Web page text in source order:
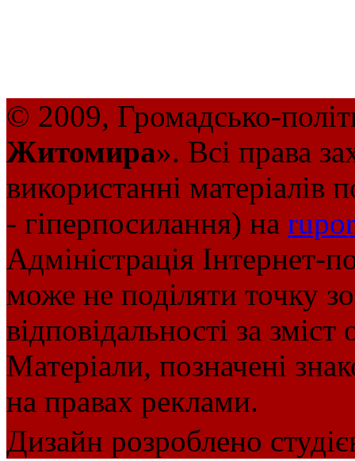
© 2009, Громадсько-
Житомира». Всі права
використанні матеріалів
- гіперпосилання) на
Адміністрація Інтернет-
може не поділяти точку
відповідальності за
Матеріали, позначені
на правах реклами.
Дизайн розроблено